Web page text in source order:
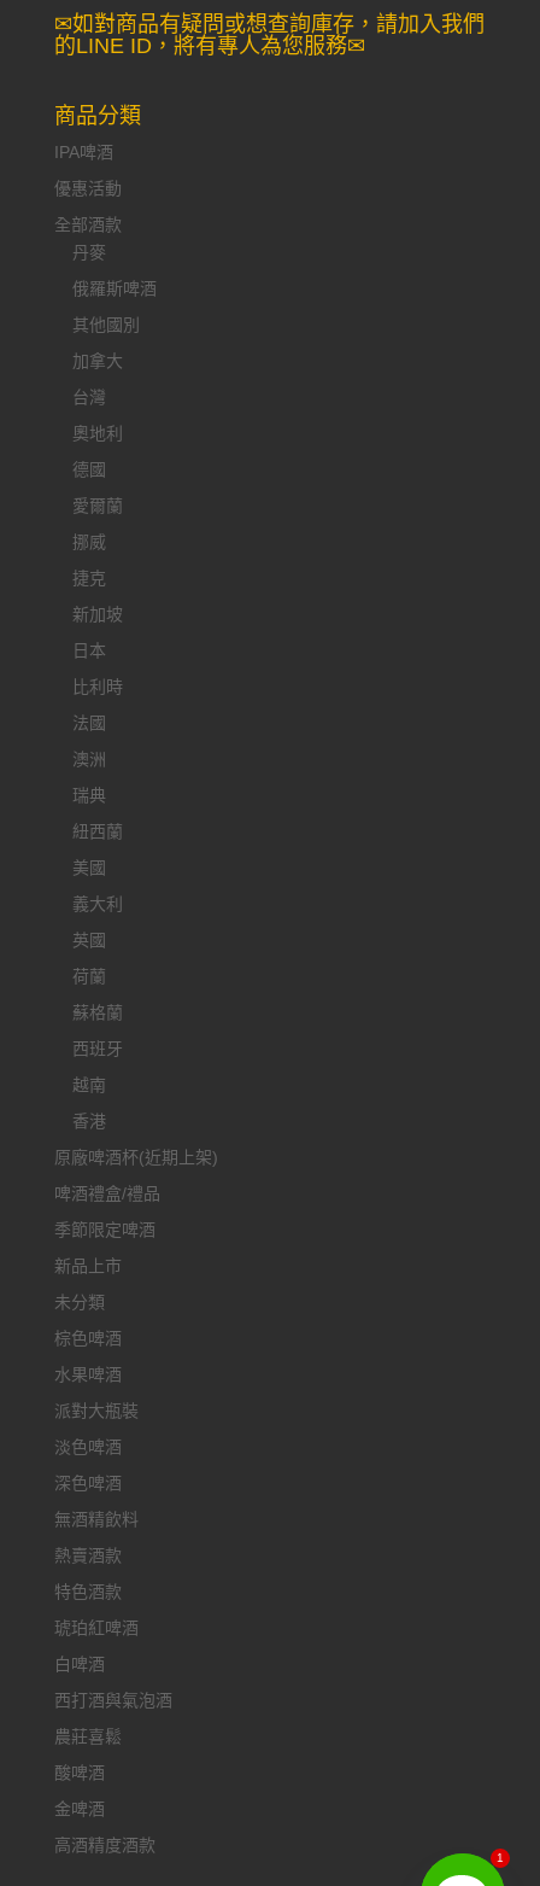
✉如對商品有疑問或想查詢庫存，請加入我們
的LINE ID，將有專人為您服務✉
商品分類
IPA啤酒
優惠活動
全部酒款
丹麥
俄羅斯啤酒
其他國別
加拿大
台灣
奧地利
德國
愛爾蘭
挪威
捷克
新加坡
日本
比利時
法國
澳洲
瑞典
紐西蘭
美國
義大利
英國
荷蘭
蘇格蘭
西班牙
越南
香港
原廠啤酒杯(近期上架)
啤酒禮盒/禮品
季節限定啤酒
新品上市
未分類
棕色啤酒
水果啤酒
派對大瓶裝
淡色啤酒
深色啤酒
無酒精飲料
熱賣酒款
特色酒款
琥珀紅啤酒
白啤酒
西打酒與氣泡酒
農莊喜鬆
酸啤酒
金啤酒
高酒精度酒款
1